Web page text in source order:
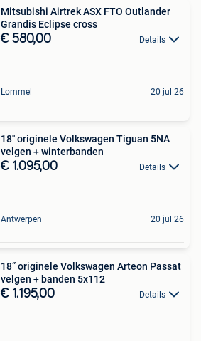
Mitsubishi Airtrek ASX FTO Outlander
Grandis Eclipse cross
€ 580,00 Details
Lommel 20 jul 26
18'' originele Volkswagen Tiguan 5NA
velgen + winterbanden
€ 1.095,00 Details
Antwerpen 20 jul 26
18” originele Volkswagen Arteon Passat
velgen + banden 5x112
€ 1.195,00 Details